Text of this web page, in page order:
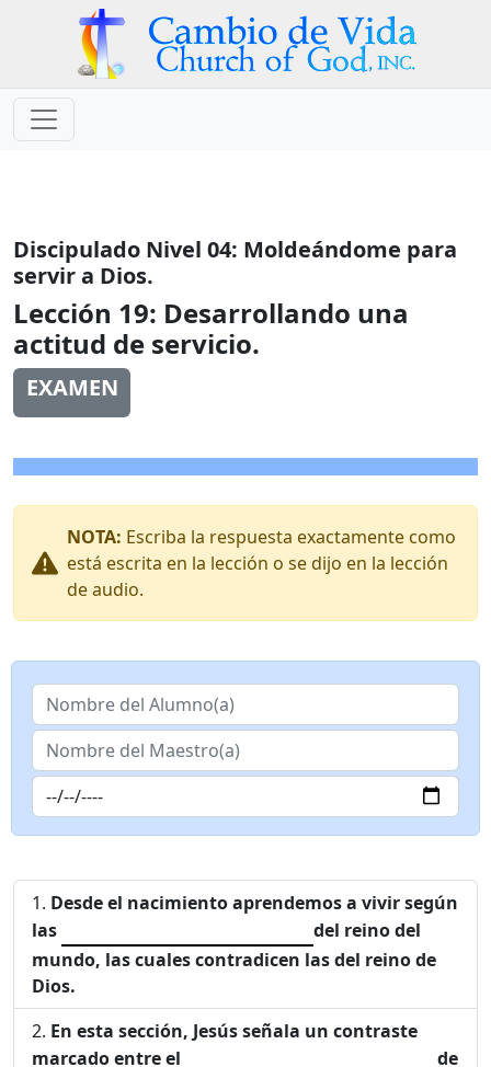
Discipulado Nivel 04: Moldeándome para
servir a Dios.
Lección 19: Desarrollando una
actitud de servicio.
EXAMEN
NOTA: Escriba la respuesta exactamente como
está escrita en la lección o se dijo en la lección
de audio.
Desde el nacimiento aprendemos a vivir según
las
del reino del
mundo, las cuales contradicen las del reino de
Dios.
En esta sección, Jesús señala un contraste
marcado entre el
de